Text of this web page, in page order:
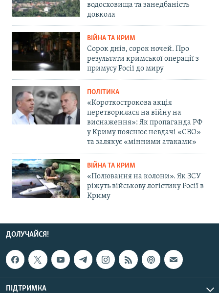
водосховища та занедбаність
довкола
ВІЙНА ТА КРИМ
Сорок днів, сорок ночей. Про
результати кримської операції з
примусу Росії до миру
ПОЛІТИКА
«Короткострокова акція
перетворилася на війну на
виснаження»: Як пропаганда РФ
у Криму пояснює невдачі «СВО»
та залякує «мінними атаками»
ВІЙНА ТА КРИМ
«Полювання на колони». Як ЗСУ
ріжуть військову логістику Росії в
Криму
ДОЛУЧАЙСЯ!
ПІДТРИМКА